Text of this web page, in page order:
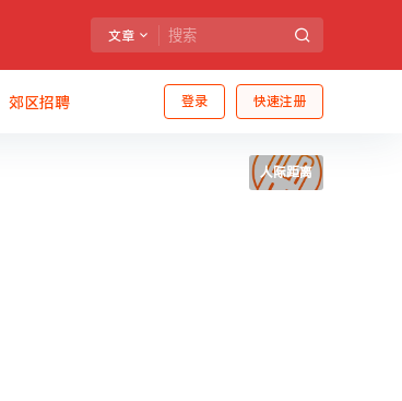
文章
登录 快速注册
郊区招聘
人际距离